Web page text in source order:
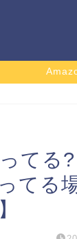
てる
てる